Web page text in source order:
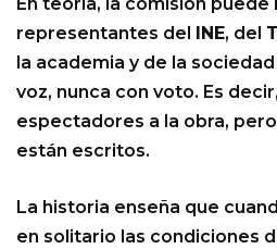
representantes del INE, del
la academia y de la
voz, nunca con voto. Es
espectadores a la obra,
están escritos.
La historia enseña que
en solitario las condiciones